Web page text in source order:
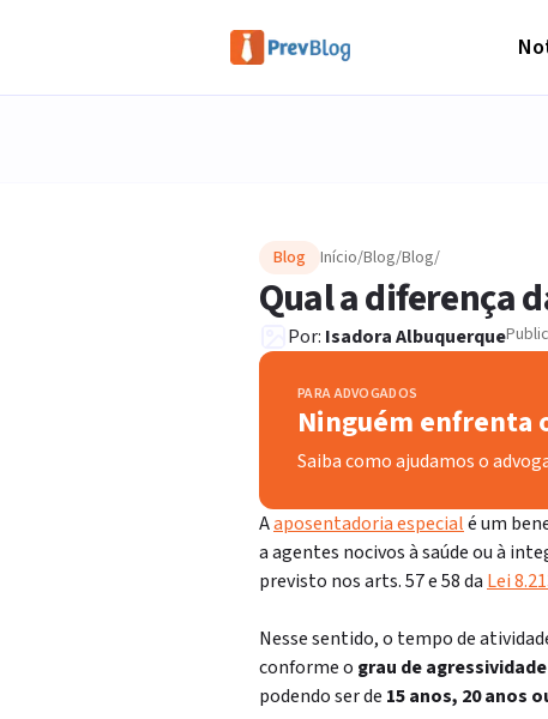
Blog Início/Blog/Blog/
Qual a diferença
Por: Isadora Albuquerque
PARA ADVOGADOS
Ninguém enfrenta
Saiba como ajudamos o
Aaposentadoria especialé um
a agentes nocivos à saúde ou à
previsto nos arts. 57 e 58 da Lei
Nesse sentido, o tempo de
conforme o grau de
podendo ser de 15 anos, 20 anos